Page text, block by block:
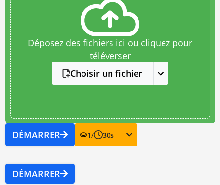
Déposez des fichiers ici ou cliquez pour
téléverser
Choisir un fichier
DÉMARRER 1/ 30s
DÉMARRER